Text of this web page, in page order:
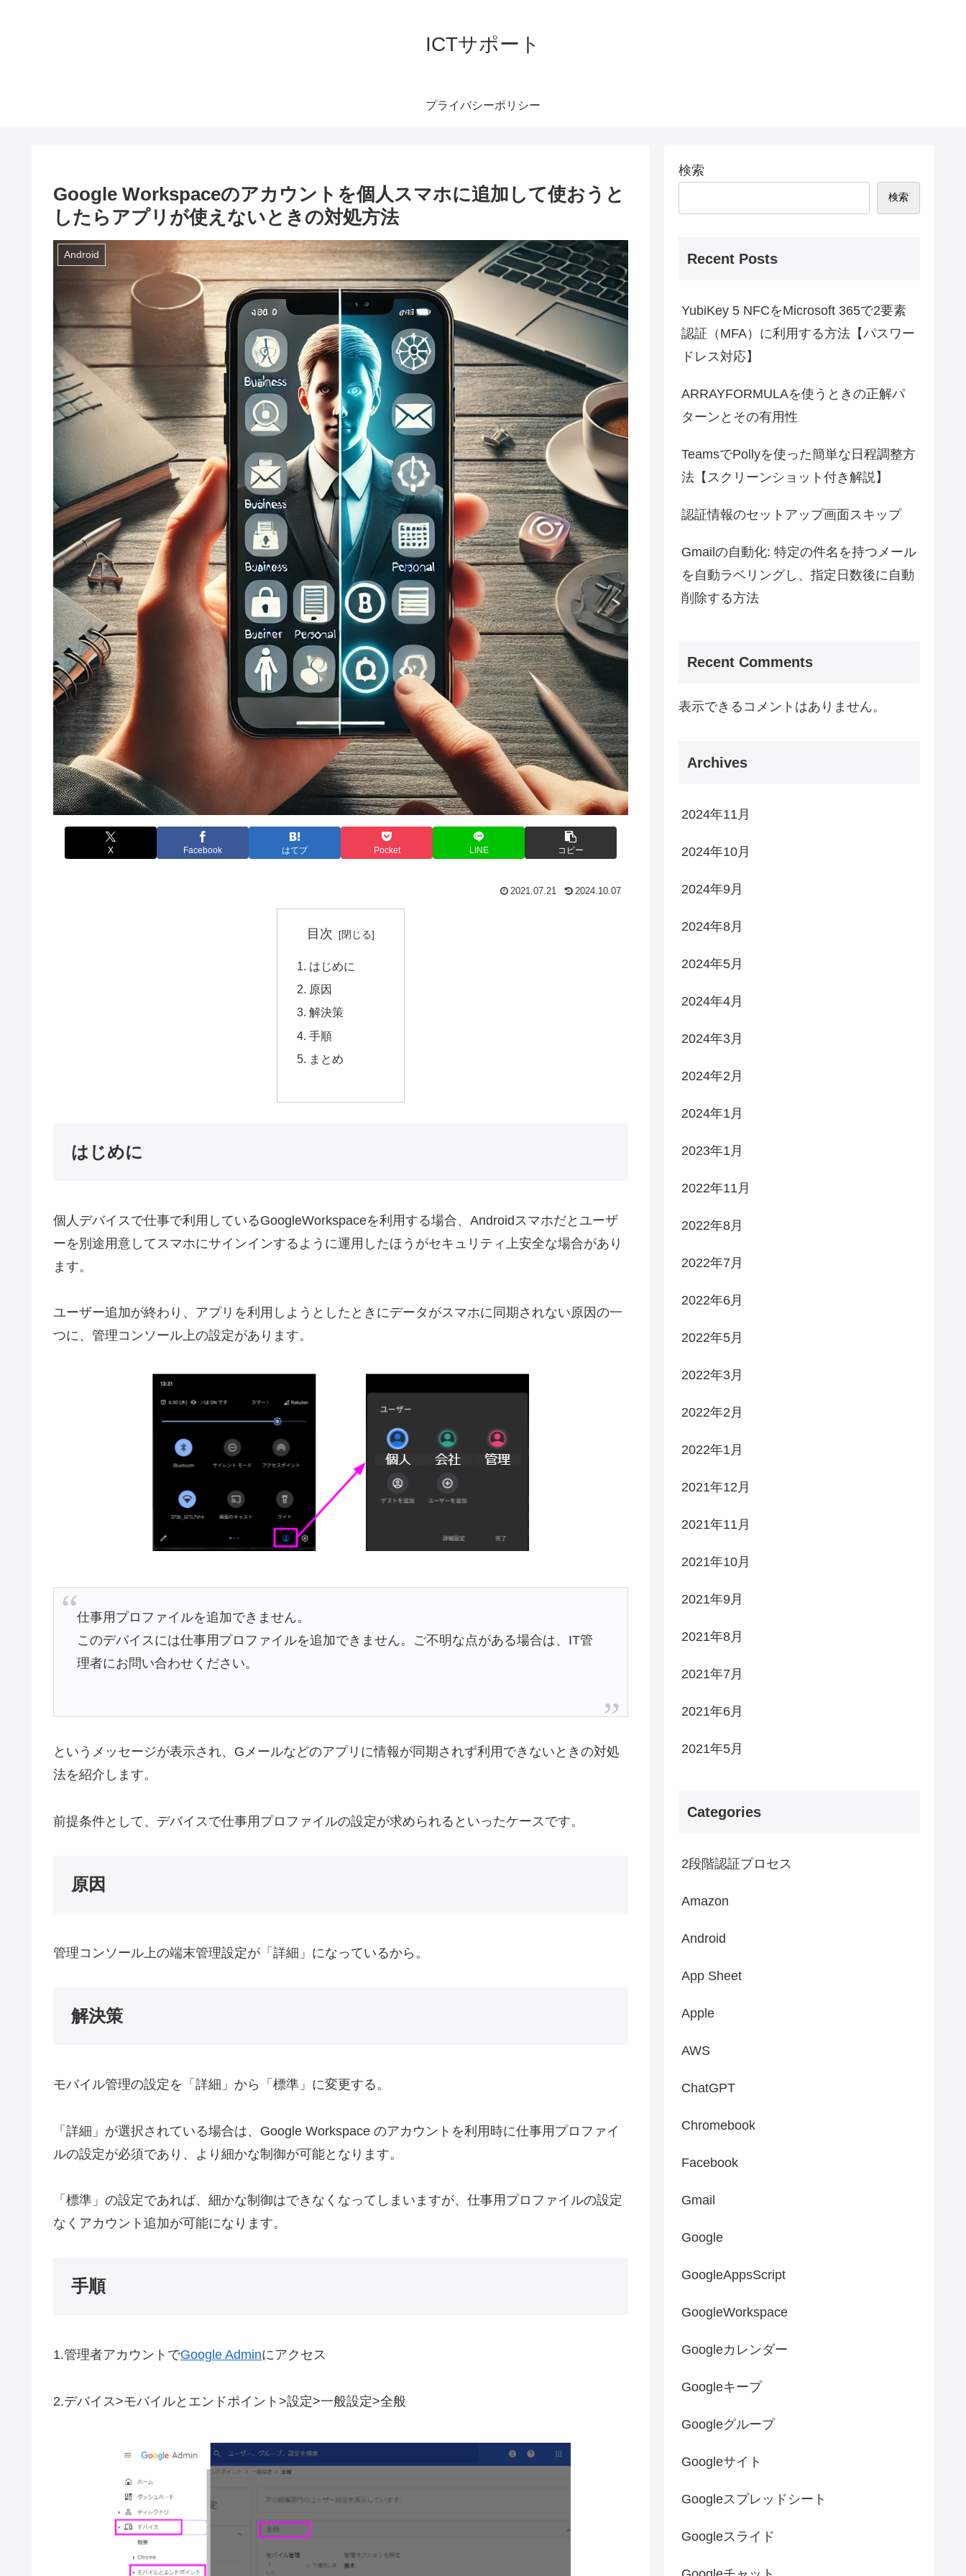
ICTサポート
プライバシーポリシー
Google Workspaceのアカウントを個人スマホに追加して使おうと
したらアプリが使えないときの対処方法
Android
X Facebook はてブ Pocket LINE コピー
2021.07.21 2024.10.07
目次
はじめに
原因
解決策
手順
まとめ
はじめに
個人デバイスで仕事で利用しているGoogleWorkspaceを利用する場合、Androidスマホだとユーザ
ーを別途用意してスマホにサインインするように運用したほうがセキュリティ上安全な場合があり
ます。
ユーザー追加が終わり、アプリを利用しようとしたときにデータがスマホに同期されない原因の一
つに、管理コンソール上の設定があります。
仕事用プロファイルを追加できません。
このデバイスには仕事用プロファイルを追加できません。ご不明な点がある場合は、IT管
理者にお問い合わせください。
というメッセージが表示され、Gメールなどのアプリに情報が同期されず利用できないときの対処
法を紹介します。
前提条件として、デバイスで仕事用プロファイルの設定が求められるといったケースです。
原因
管理コンソール上の端末管理設定が「詳細」になっているから。
解決策
モバイル管理の設定を「詳細」から「標準」に変更する。
「詳細」が選択されている場合は、Google Workspace のアカウントを利用時に仕事用プロファイ
ルの設定が必須であり、より細かな制御が可能となります。
「標準」の設定であれば、細かな制御はできなくなってしまいますが、仕事用プロファイルの設定
なくアカウント追加が可能になります。
手順
1.管理者アカウントでGoogle Adminにアクセス
2.デバイス>モバイルとエンドポイント>設定>一般設定>全般
検索
検索
Recent Posts
YubiKey 5 NFCをMicrosoft 365で2要素
認証（MFA）に利用する方法【パスワー
ドレス対応】
ARRAYFORMULAを使うときの正解パ
ターンとその有用性
TeamsでPollyを使った簡単な日程調整方
法【スクリーンショット付き解説】
認証情報のセットアップ画面スキップ
Gmailの自動化: 特定の件名を持つメール
を自動ラベリングし、指定日数後に自動
削除する方法
Recent Comments
表示できるコメントはありません。
Archives
2024年11月
2024年10月
2024年9月
2024年8月
2024年5月
2024年4月
2024年3月
2024年2月
2024年1月
2023年1月
2022年11月
2022年8月
2022年7月
2022年6月
2022年5月
2022年3月
2022年2月
2022年1月
2021年12月
2021年11月
2021年10月
2021年9月
2021年8月
2021年7月
2021年6月
2021年5月
Categories
2段階認証プロセス
Amazon
Android
App Sheet
Apple
AWS
ChatGPT
Chromebook
Facebook
Gmail
Google
GoogleAppsScript
GoogleWorkspace
Googleカレンダー
Googleキープ
Googleグループ
Googleサイト
Googleスプレッドシート
Googleスライド